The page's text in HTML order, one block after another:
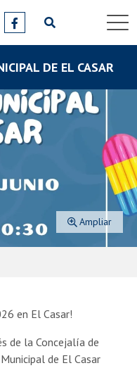
DE EL CASAR
Ampliar
en El Casar!
de la Concejalía de
de El Casar